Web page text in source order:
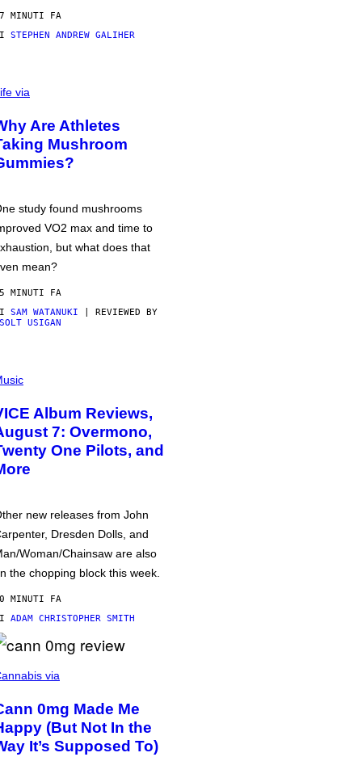
MINUTI FA
STEPHEN ANDREW GALIHER
via
Are Athletes
Mushroom
study found mushrooms
VO2 max and time to
but what does that
mean?
MINUTI FA
SAM WATANUKI | REVIEWED BY
USIGAN
Album Reviews,
7: Overmono,
One Pilots, and
new releases from John
Dresden Dolls, and
Woman/Chainsaw are also
the chopping block this week.
MINUTI FA
ADAM CHRISTOPHER SMITH
via
0mg Made Me
(But Not In the
It’s Supposed To)